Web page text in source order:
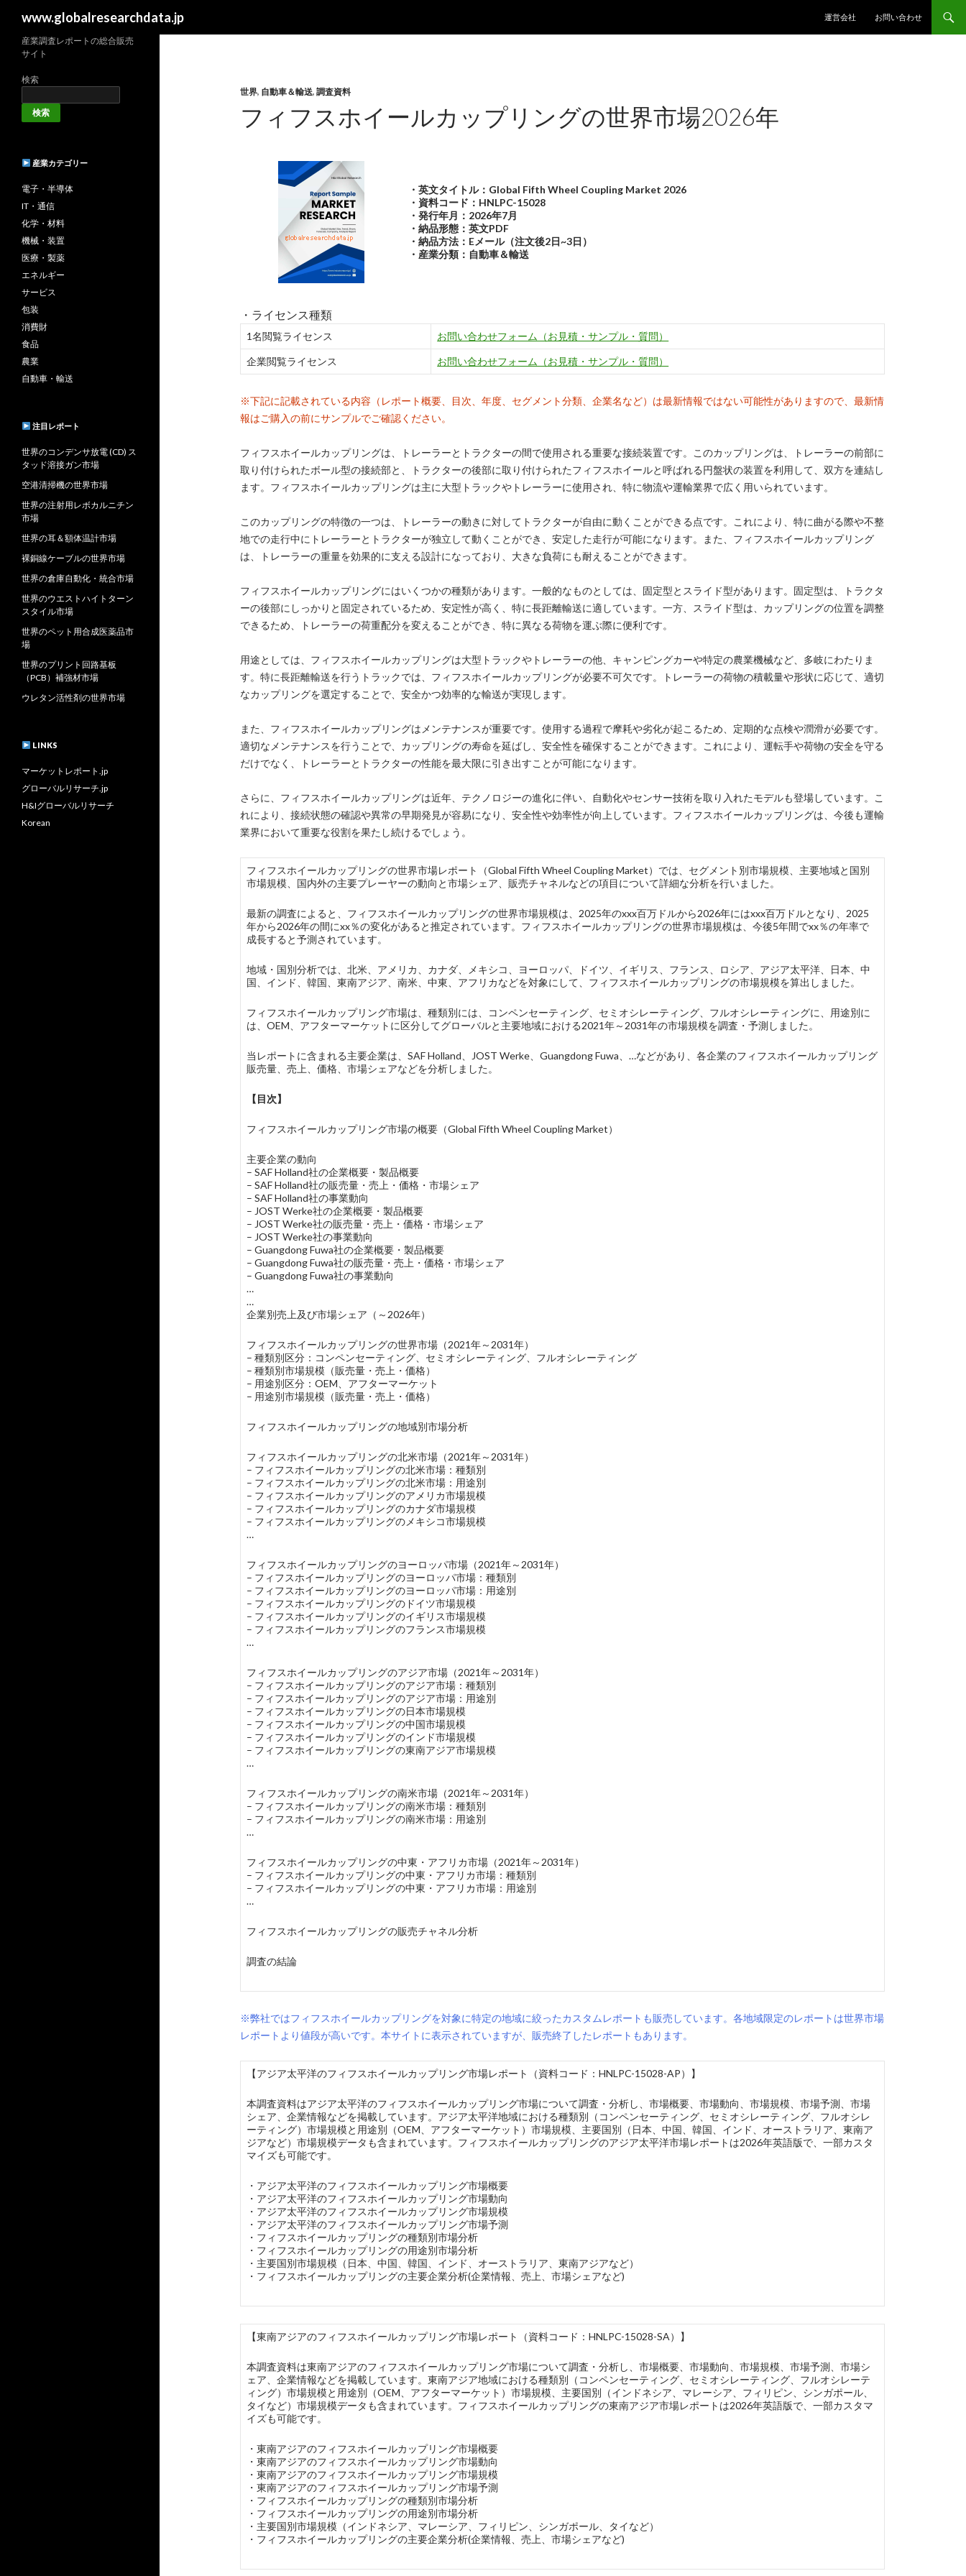
www.globalresearchdata.jp
運営会社
お問い合わせ
世界, 自動車＆輸送,調査資料
フィフスホイールカップリングの世界市場2026年
・英文タイトル：Global Fifth Wheel Coupling Market 2026
・資料コード：HNLPC-15028
・発行年月：2026年7月
・納品形態：英文PDF
・納品方法：Eメール（注文後2日~3日）
・産業分類：自動車＆輸送
・ライセンス種類
1名閲覧ライセンス お問い合わせフォーム（お見積・サンプル・質問）
企業閲覧ライセンス お問い合わせフォーム（お見積・サンプル・質問）
※下記に記載されている内容（レポート概要、目次、年度、セグメント分類、企業名など）は最新情報ではない可能性がありますので、最新情
報はご購入の前にサンプルでご確認ください。
フィフスホイールカップリングは、トレーラーとトラクターの間で使用される重要な接続装置です。このカップリングは、トレーラーの前部に
取り付けられたボール型の接続部と、トラクターの後部に取り付けられたフィフスホイールと呼ばれる円盤状の装置を利用して、双方を連結し
ます。フィフスホイールカップリングは主に大型トラックやトレーラーに使用され、特に物流や運輸業界で広く用いられています。
このカップリングの特徴の一つは、トレーラーの動きに対してトラクターが自由に動くことができる点です。これにより、特に曲がる際や不整
地での走行中にトレーラーとトラクターが独立して動くことができ、安定した走行が可能になります。また、フィフスホイールカップリング
は、トレーラーの重量を効果的に支える設計になっており、大きな負荷にも耐えることができます。
フィフスホイールカップリングにはいくつかの種類があります。一般的なものとしては、固定型とスライド型があります。固定型は、トラクタ
ーの後部にしっかりと固定されているため、安定性が高く、特に長距離輸送に適しています。一方、スライド型は、カップリングの位置を調整
できるため、トレーラーの荷重配分を変えることができ、特に異なる荷物を運ぶ際に便利です。
用途としては、フィフスホイールカップリングは大型トラックやトレーラーの他、キャンピングカーや特定の農業機械など、多岐にわたりま
す。特に長距離輸送を行うトラックでは、フィフスホイールカップリングが必要不可欠です。トレーラーの荷物の積載量や形状に応じて、適切
なカップリングを選定することで、安全かつ効率的な輸送が実現します。
また、フィフスホイールカップリングはメンテナンスが重要です。使用する過程で摩耗や劣化が起こるため、定期的な点検や潤滑が必要です。
適切なメンテナンスを行うことで、カップリングの寿命を延ばし、安全性を確保することができます。これにより、運転手や荷物の安全を守る
だけでなく、トレーラーとトラクターの性能を最大限に引き出すことが可能になります。
さらに、フィフスホイールカップリングは近年、テクノロジーの進化に伴い、自動化やセンサー技術を取り入れたモデルも登場しています。こ
れにより、接続状態の確認や異常の早期発見が容易になり、安全性や効率性が向上しています。フィフスホイールカップリングは、今後も運輸
業界において重要な役割を果たし続けるでしょう。
フィフスホイールカップリングの世界市場レポート（Global Fifth Wheel Coupling Market）では、セグメント別市場規模、主要地域と国別
市場規模、国内外の主要プレーヤーの動向と市場シェア、販売チャネルなどの項目について詳細な分析を行いました。
最新の調査によると、フィフスホイールカップリングの世界市場規模は、2025年のxxx百万ドルから2026年にはxxx百万ドルとなり、2025
年から2026年の間にxx％の変化があると推定されています。フィフスホイールカップリングの世界市場規模は、今後5年間でxx％の年率で
成長すると予測されています。
地域・国別分析では、北米、アメリカ、カナダ、メキシコ、ヨーロッパ、ドイツ、イギリス、フランス、ロシア、アジア太平洋、日本、中
国、インド、韓国、東南アジア、南米、中東、アフリカなどを対象にして、フィフスホイールカップリングの市場規模を算出しました。
フィフスホイールカップリング市場は、種類別には、コンペンセーティング、セミオシレーティング、フルオシレーティングに、用途別に
は、OEM、アフターマーケットに区分してグローバルと主要地域における2021年～2031年の市場規模を調査・予測しました。
当レポートに含まれる主要企業は、SAF Holland、JOST Werke、Guangdong Fuwa、…などがあり、各企業のフィフスホイールカップリング
販売量、売上、価格、市場シェアなどを分析しました。
【目次】
フィフスホイールカップリング市場の概要（Global Fifth Wheel Coupling Market）
主要企業の動向
– SAF Holland社の企業概要・製品概要
– SAF Holland社の販売量・売上・価格・市場シェア
– SAF Holland社の事業動向
– JOST Werke社の企業概要・製品概要
– JOST Werke社の販売量・売上・価格・市場シェア
– JOST Werke社の事業動向
– Guangdong Fuwa社の企業概要・製品概要
– Guangdong Fuwa社の販売量・売上・価格・市場シェア
– Guangdong Fuwa社の事業動向
…
…
企業別売上及び市場シェア（～2026年）
フィフスホイールカップリングの世界市場（2021年～2031年）
– 種類別区分：コンペンセーティング、セミオシレーティング、フルオシレーティング
– 種類別市場規模（販売量・売上・価格）
– 用途別区分：OEM、アフターマーケット
– 用途別市場規模（販売量・売上・価格）
フィフスホイールカップリングの地域別市場分析
フィフスホイールカップリングの北米市場（2021年～2031年）
– フィフスホイールカップリングの北米市場：種類別
– フィフスホイールカップリングの北米市場：用途別
– フィフスホイールカップリングのアメリカ市場規模
– フィフスホイールカップリングのカナダ市場規模
– フィフスホイールカップリングのメキシコ市場規模
…
フィフスホイールカップリングのヨーロッパ市場（2021年～2031年）
– フィフスホイールカップリングのヨーロッパ市場：種類別
– フィフスホイールカップリングのヨーロッパ市場：用途別
– フィフスホイールカップリングのドイツ市場規模
– フィフスホイールカップリングのイギリス市場規模
– フィフスホイールカップリングのフランス市場規模
…
フィフスホイールカップリングのアジア市場（2021年～2031年）
– フィフスホイールカップリングのアジア市場：種類別
– フィフスホイールカップリングのアジア市場：用途別
– フィフスホイールカップリングの日本市場規模
– フィフスホイールカップリングの中国市場規模
– フィフスホイールカップリングのインド市場規模
– フィフスホイールカップリングの東南アジア市場規模
…
フィフスホイールカップリングの南米市場（2021年～2031年）
– フィフスホイールカップリングの南米市場：種類別
– フィフスホイールカップリングの南米市場：用途別
…
フィフスホイールカップリングの中東・アフリカ市場（2021年～2031年）
– フィフスホイールカップリングの中東・アフリカ市場：種類別
– フィフスホイールカップリングの中東・アフリカ市場：用途別
…
フィフスホイールカップリングの販売チャネル分析
調査の結論
※弊社ではフィフスホイールカップリングを対象に特定の地域に絞ったカスタムレポートも販売しています。各地域限定のレポートは世界市場
レポートより値段が高いです。本サイトに表示されていますが、販売終了したレポートもあります。
【アジア太平洋のフィフスホイールカップリング市場レポート（資料コード：HNLPC-15028-AP）】
本調査資料はアジア太平洋のフィフスホイールカップリング市場について調査・分析し、市場概要、市場動向、市場規模、市場予測、市場
シェア、企業情報などを掲載しています。アジア太平洋地域における種類別（コンペンセーティング、セミオシレーティング、フルオシレ
ーティング）市場規模と用途別（OEM、アフターマーケット）市場規模、主要国別（日本、中国、韓国、インド、オーストラリア、東南ア
ジアなど）市場規模データも含まれています。フィフスホイールカップリングのアジア太平洋市場レポートは2026年英語版で、一部カスタ
マイズも可能です。
・アジア太平洋のフィフスホイールカップリング市場概要
・アジア太平洋のフィフスホイールカップリング市場動向
・アジア太平洋のフィフスホイールカップリング市場規模
・アジア太平洋のフィフスホイールカップリング市場予測
・フィフスホイールカップリングの種類別市場分析
・フィフスホイールカップリングの用途別市場分析
・主要国別市場規模（日本、中国、韓国、インド、オーストラリア、東南アジアなど）
・フィフスホイールカップリングの主要企業分析(企業情報、売上、市場シェアなど)
【東南アジアのフィフスホイールカップリング市場レポート（資料コード：HNLPC-15028-SA）】
本調査資料は東南アジアのフィフスホイールカップリング市場について調査・分析し、市場概要、市場動向、市場規模、市場予測、市場シ
ェア、企業情報などを掲載しています。東南アジア地域における種類別（コンペンセーティング、セミオシレーティング、フルオシレーテ
ィング）市場規模と用途別（OEM、アフターマーケット）市場規模、主要国別（インドネシア、マレーシア、フィリピン、シンガポール、
タイなど）市場規模データも含まれています。フィフスホイールカップリングの東南アジア市場レポートは2026年英語版で、一部カスタマ
イズも可能です。
・東南アジアのフィフスホイールカップリング市場概要
・東南アジアのフィフスホイールカップリング市場動向
・東南アジアのフィフスホイールカップリング市場規模
・東南アジアのフィフスホイールカップリング市場予測
・フィフスホイールカップリングの種類別市場分析
・フィフスホイールカップリングの用途別市場分析
・主要国別市場規模（インドネシア、マレーシア、フィリピン、シンガポール、タイなど）
・フィフスホイールカップリングの主要企業分析(企業情報、売上、市場シェアなど)
産業調査レポートの総合販売
サイト
検索
検索
産業カテゴリー
電子・半導体
IT・通信
化学・材料
機械・装置
医療・製薬
エネルギー
サービス
包装
消費財
食品
農業
自動車・輸送
注目レポート
世界のコンデンサ放電 (CD) ス
タッド溶接ガン市場
空港清掃機の世界市場
世界の注射用レボカルニチン
市場
世界の耳＆額体温計市場
裸銅線ケーブルの世界市場
世界の倉庫自動化・統合市場
世界のウエストハイトターン
スタイル市場
世界のペット用合成医薬品市
場
世界のプリント回路基板
（PCB）補強材市場
ウレタン活性剤の世界市場
LINKS
マーケットレポート.jp
グローバルリサーチ.jp
H&Iグローバルリサーチ
Korean